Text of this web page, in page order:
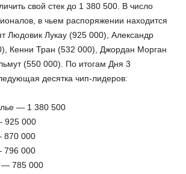
свой стек до 1 380 500. В число
в чьем распоряжении находится
Людовик Лукау (925 000), Александр
Кенни Тран (532 000), Джордан Морган
(550 000). По итогам Дня 3
десятка чип-лидеров:
— 1 380 500
925 000
870 000
796 000
— 785 000